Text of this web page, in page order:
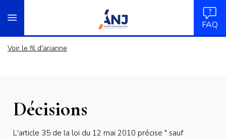
au
accueil
FAQ
Voir le fil d'arianne
Décisions
L'article 35 de la loi du 12 mai 2010 précise " sauf